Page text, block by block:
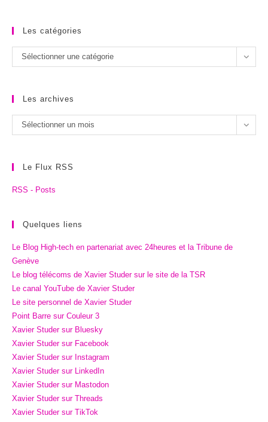
Les catégories
Les
catégories
Sélectionner une catégorie
Les archives
Les
archives
Sélectionner un mois
Le Flux RSS
RSS - Posts
Quelques liens
Le Blog High-tech en partenariat avec 24heures et la Tribune de
Genève
Le blog télécoms de Xavier Studer sur le site de la TSR
Le canal YouTube de Xavier Studer
Le site personnel de Xavier Studer
Point Barre sur Couleur 3
Xavier Studer sur Bluesky
Xavier Studer sur Facebook
Xavier Studer sur Instagram
Xavier Studer sur LinkedIn
Xavier Studer sur Mastodon
Xavier Studer sur Threads
Xavier Studer sur TikTok